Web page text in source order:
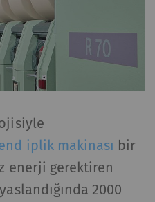
iplik makinası bir
enerji gerektiren
2000